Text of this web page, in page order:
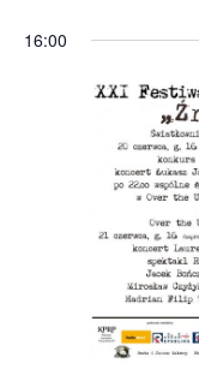
16:00